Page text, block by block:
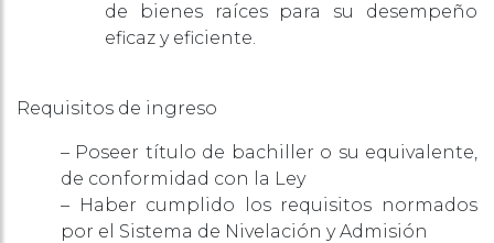
de bienes raíces para su desempeño
eficaz y eficiente.
Requisitos de ingreso
– Poseer título de bachiller o su equivalente,
de conformidad con la Ley
– Haber cumplido los requisitos normados
por el Sistema de Nivelación y Admisión